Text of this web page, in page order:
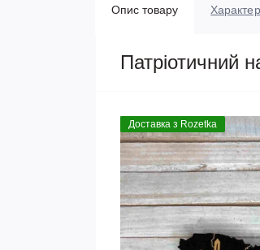
Опис товару
Патріотичний
Доставка з Rozetka